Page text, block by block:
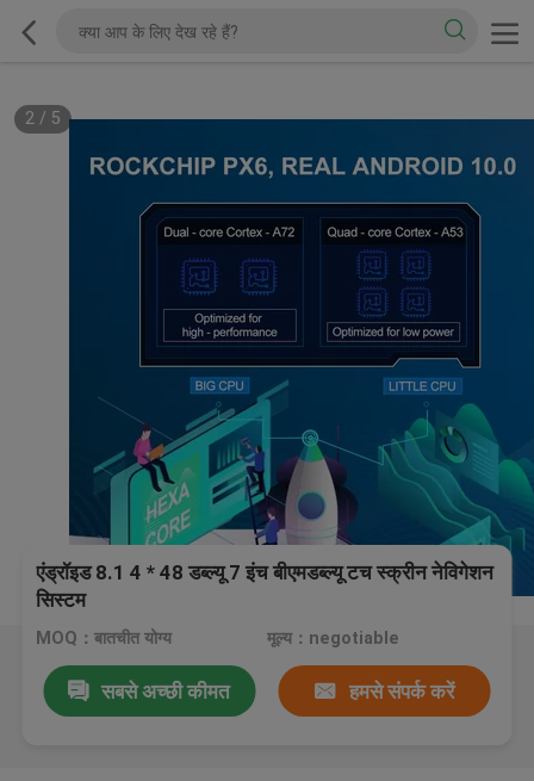
2/ 5
एंड्रॉइड 8.1 4 * 48 डब्ल्यू 7 इंच बीएमडब्ल्यू टच स्क्रीन नेविगेशन
सिस्टम
MOQ：बातचीत योग्य मूल्य：negotiable
सबसे अच्छी कीमत हमसे संपर्क करें